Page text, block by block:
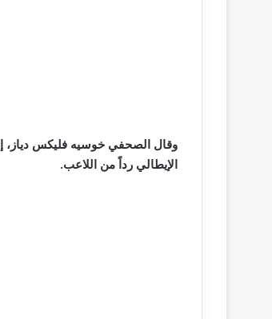
وقال الصحفي خوسيه فليكس دياز، إن
الإيطالي رداً من اللاعب.